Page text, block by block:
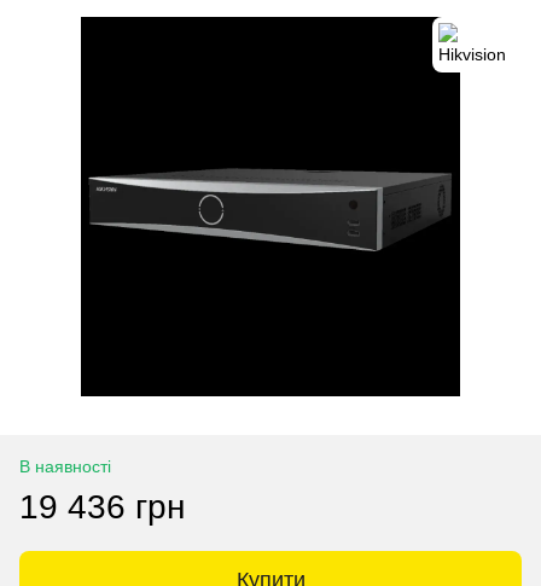
В наявності
19 436 грн
Купити